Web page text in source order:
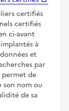
certifiés
certifiés
ci-avant
à
et
par
de
son nom ou
de sa